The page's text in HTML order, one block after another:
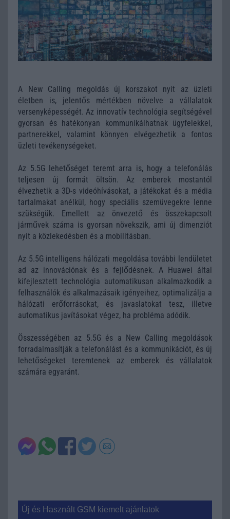
A New Calling megoldás új korszakot nyit az üzleti
életben is, jelentős mértékben növelve a vállalatok
versenyképességét. Az innovatív technológia segítségével
gyorsan és hatékonyan kommunikálhatnak ügyfelekkel,
partnerekkel, valamint könnyen elvégezhetik a fontos
üzleti tevékenységeket.
Az 5.5G lehetőséget teremt arra is, hogy a telefonálás
teljesen új formát öltsön. Az emberek mostantól
élvezhetik a 3D-s videóhívásokat, a játékokat és a média
tartalmakat anélkül, hogy speciális szemüvegekre lenne
szükségük. Emellett az önvezető és összekapcsolt
járművek száma is gyorsan növekszik, ami új dimenziót
nyit a közlekedésben és a mobilitásban.
Az 5.5G intelligens hálózati megoldása további lendületet
ad az innovációnak és a fejlődésnek. A Huawei által
kifejlesztett technológia automatikusan alkalmazkodik a
felhasználók és alkalmazásaik igényeihez, optimalizálja a
hálózati erőforrásokat, és javaslatokat tesz, illetve
automatikus javításokat végez, ha probléma adódik.
Összességében az 5.5G és a New Calling megoldások
forradalmasítják a telefonálást és a kommunikációt, és új
lehetőségeket teremtenek az emberek és vállalatok
számára egyaránt.
Új és Használt GSM kiemelt ajánlatok